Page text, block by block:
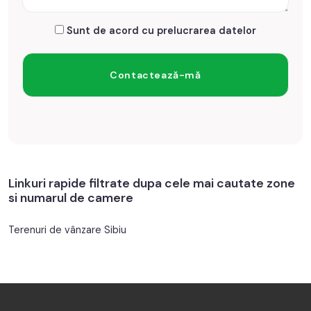
Sunt de acord cu prelucrarea datelor
Linkuri rapide filtrate dupa cele mai cautate zone
si numarul de camere
Terenuri de vânzare Sibiu